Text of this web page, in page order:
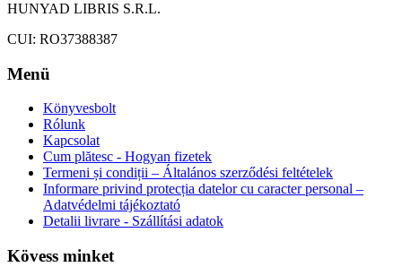
HUNYAD LIBRIS S.R.L.
CUI: RO37388387
Menü
Könyvesbolt
Rólunk
Kapcsolat
Cum plătesc - Hogyan fizetek
Termeni și condiții – Általános szerződési feltételek
Informare privind protecția datelor cu caracter personal –
Adatvédelmi tájékoztató
Detalii livrare - Szállítási adatok
Kövess minket